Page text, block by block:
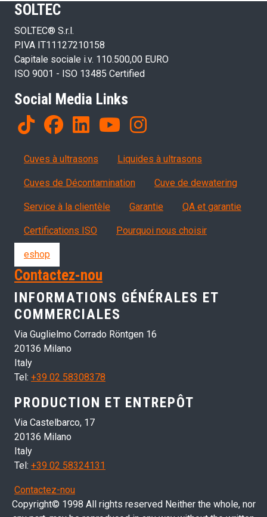
SOLTEC
SOLTEC® S.r.l.
P.IVA IT11127210158
Capitale sociale i.v. 110.500,00 EURO
ISO 9001 - ISO 13485 Certified
Social Media Links
Products
Cuves à ultrasons Liquides à ultrasons
Cuves de Décontamination Cuve de dewatering
Servizi, garanzia, QA
Service à la clientèle Garantie QA et garantie
Certifications ISO Pourquoi nous choisir
eshop
Contactez-nou
INFORMATIONS GÉNÉRALES ET
COMMERCIALES
Via Guglielmo Corrado Röntgen 16
20136 Milano
Italy
Tel: +39 02 58308378
PRODUCTION ET ENTREPÔT
Via Castelbarco, 17
20136 Milano
Italy
Tel: +39 02 58324131
Contactez-nou
Copyright© 1998 All rights reserved Neither the whole, nor